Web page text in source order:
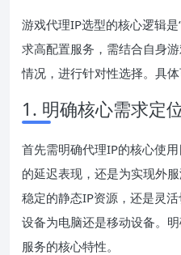
游戏代理IP选型的核心逻辑
求高配置服务，需结合自身
情况，进行针对性选择。具
1. 明确核心需求定
首先需明确代理IP的核心使
的延迟表现，还是为实现外
稳定的静态IP资源，还是灵
设备为电脑还是移动设备。
服务的核心特性。